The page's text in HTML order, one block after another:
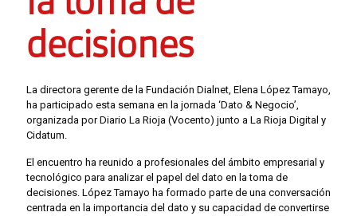
decisiones
La directora gerente de la Fundación Dialnet, Elena López Tamayo,
ha participado esta semana en la jornada ‘Dato & Negocio’,
organizada por Diario La Rioja (Vocento) junto a La Rioja Digital y
Cidatum.
El encuentro ha reunido a profesionales del ámbito empresarial y
tecnológico para analizar el papel del dato en la toma de
decisiones. López Tamayo ha formado parte de una conversación
centrada en la importancia del dato y su capacidad de convertirse